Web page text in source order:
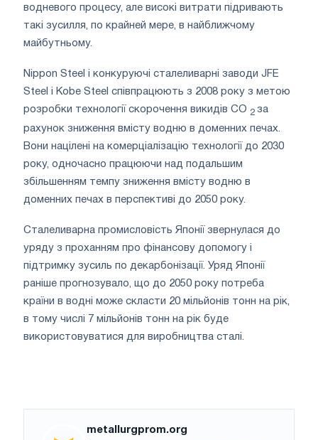
водневого процесу, але високі витрати підривають
такі зусилля, по крайней мере, в найближчому
майбутньому.
Nippon Steel і конкуруючі сталеливарні заводи JFE
Steel і Kobe Steel співпрацюють з 2008 року з метою
розробки технології скорочення викидів CO 2 за
рахунок зниження вмісту водню в доменних печах.
Вони націлені на комерціалізацію технології до 2030
року, одночасно працюючи над подальшим
збільшенням темпу зниження вмісту водню в
доменних печах в перспективі до 2050 року.
Сталеливарна промисловість Японії звернулася до
уряду з проханням про фінансову допомогу і
підтримку зусиль по декарбонізації. Уряд Японії
раніше прогнозувало, що до 2050 року потреба
країни в водні може скласти 20 мільйонів тонн на рік,
в тому числі 7 мільйонів тонн на рік буде
використовуватися для виробництва сталі.
metallurgprom.org